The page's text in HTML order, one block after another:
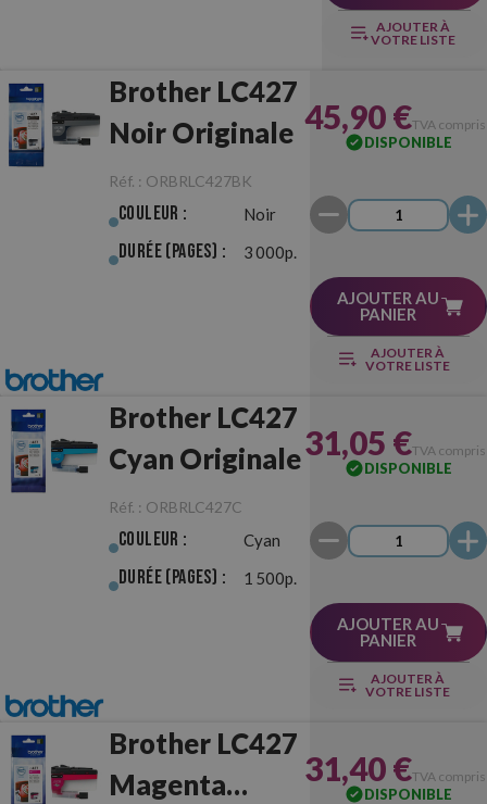
AJOUTER À
VOTRE LISTE
Brother LC427
Noir Originale
Réf. : ORBRLC427BK
Couleur : Noir
Durée (pages) : 3 000p.
45,90 €TVA
DISPONIBLE
AJOUTER AU
PANIER
AJOUTER À
VOTRE LISTE
Brother LC427
Cyan Originale
Réf. : ORBRLC427C
Couleur : Cyan
Durée (pages) : 1 500p.
31,05 €TVA
DISPONIBLE
AJOUTER AU
PANIER
AJOUTER À
VOTRE LISTE
Brother LC427
Magenta
31,40 €TVA
DISPONIBLE